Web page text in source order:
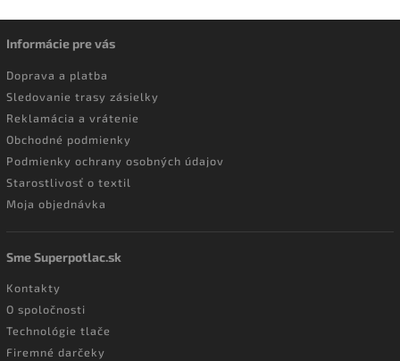
Informácie pre vás
Doprava a platba
Sledovanie trasy zásielky
Reklamácia a vrátenie
Obchodné podmienky
Podmienky ochrany osobných údajov
Starostlivosť o textil
Moja objednávka
Sme Superpotlac.sk
Kontakty
O spoločnosti
Technológie tlače
Firemné darčeky